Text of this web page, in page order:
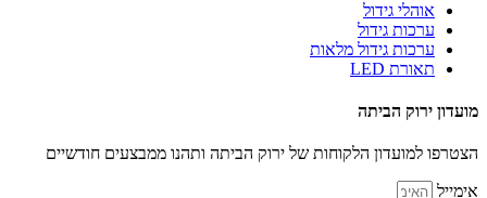
אוהלי גידול
ערכות גידול
ערכות גידול מלאות
תאורת LED
מועדון ירוק הביתה
הצטרפו למועדון הלקוחות של ירוק הביתה ותהנו ממבצעים חודשיים
אימייל